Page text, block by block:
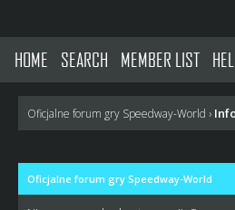
HOME SEARCH MEMBER LIST
Oficjalne forum gry Speedway-World ›
Oficjalne forum gry Speedway-World